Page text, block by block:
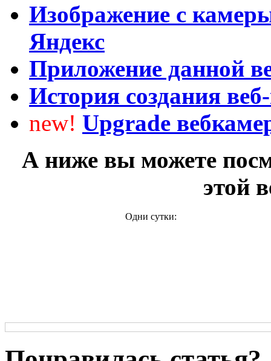
Изображение с
Яндекс
Приложение данной
История создания
new! Upgrade
А ниже вы можете
этой
Одни сутки: